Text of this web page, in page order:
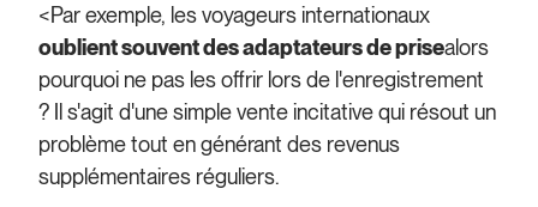
<Par exemple, les voyageurs internationaux
oublient souvent des adaptateurs de prisealors
pourquoi ne pas les offrir lors de l'enregistrement
? Il s'agit d'une simple vente incitative qui résout un
problème tout en générant des revenus
supplémentaires réguliers.